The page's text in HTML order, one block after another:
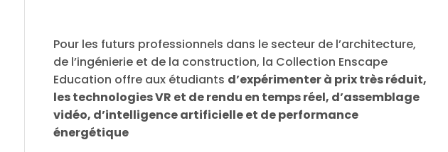
Pour les futurs professionnels dans le secteur de l’architecture,
de l’ingénierie et de la construction, la Collection Enscape
Education offre aux étudiants d’expérimenter à prix très réduit,
les technologies VR et de rendu en temps réel, d’assemblage
vidéo, d’intelligence artificielle et de performance
énergétique